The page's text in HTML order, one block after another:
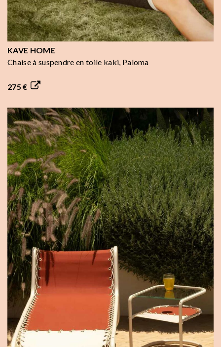
KAVE HOME
Chaise à suspendre en toile kaki, Paloma
275 €